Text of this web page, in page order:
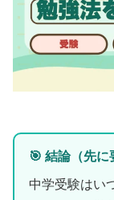
🎯 結論（先に
中学受験はい